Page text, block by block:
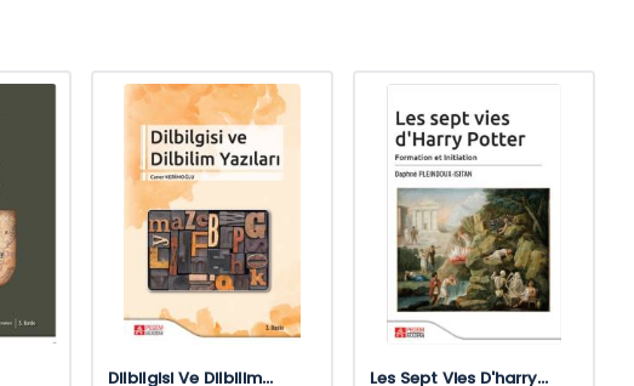
Dilbilgisi Ve Dilbilim
Les Sept Vies D'harry